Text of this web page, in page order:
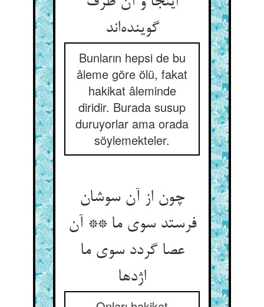
گوینده‌اند
Bunların hepsi de bu
âleme göre ölü, fakat
hakikat âleminde
diridir. Burada susup
duruyorlar ama orada
söylemekteler.
چون از آن سوشان
فرستد سوی ما ** آن
عصا گردد سوی ما
اژدها